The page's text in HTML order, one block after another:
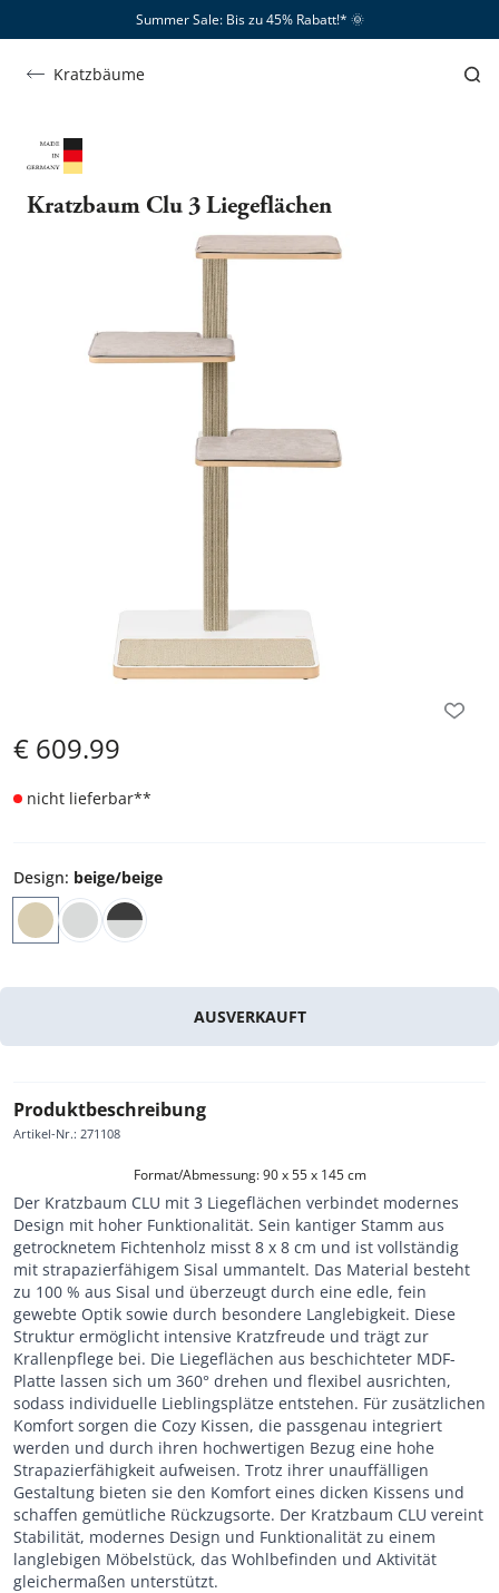
Summer Sale: Bis zu 45% Rabatt!*​ 🌞
Kratzbäume
Kratzbaum Clu 3 Liegeflächen
€ 609.99
nicht lieferbar**
Design: beige/beige
AUSVERKAUFT
Produktbeschreibung
Artikel-Nr.: 271108
Format/Abmessung: 90 x 55 x 145 cm
Der Kratzbaum CLU mit 3 Liegeflächen verbindet modernes
Design mit hoher Funktionalität. Sein kantiger Stamm aus
getrocknetem Fichtenholz misst 8 x 8 cm und ist vollständig
mit strapazierfähigem Sisal ummantelt. Das Material besteht
zu 100 % aus Sisal und überzeugt durch eine edle, fein
gewebte Optik sowie durch besondere Langlebigkeit. Diese
Struktur ermöglicht intensive Kratzfreude und trägt zur
Krallenpflege bei. Die Liegeflächen aus beschichteter MDF-
Platte lassen sich um 360° drehen und flexibel ausrichten,
sodass individuelle Lieblingsplätze entstehen. Für zusätzlichen
Komfort sorgen die Cozy Kissen, die passgenau integriert
werden und durch ihren hochwertigen Bezug eine hohe
Strapazierfähigkeit aufweisen. Trotz ihrer unauffälligen
Gestaltung bieten sie den Komfort eines dicken Kissens und
schaffen gemütliche Rückzugsorte. Der Kratzbaum CLU vereint
Stabilität, modernes Design und Funktionalität zu einem
langlebigen Möbelstück, das Wohlbefinden und Aktivität
gleichermaßen unterstützt.